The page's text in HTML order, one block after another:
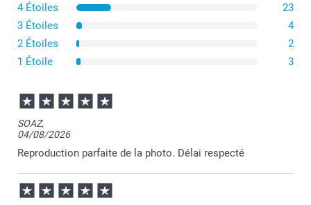
Pot de fleurs moyen
4 Étoiles
23
3 Étoiles
4
2 Étoiles
2
1 Étoile
3
SOAZ,
04/08/2026
Reproduction parfaite de la photo. Délai respecté